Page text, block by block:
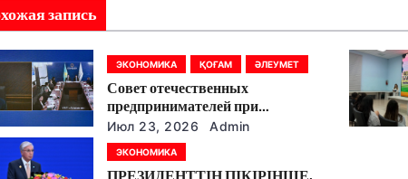
запись
ЭКОНОМИКА ҚОҒАМ ӘЛЕУМЕТ
Совет отечественных
предпринимателей при
Правительстве РК перешел на
новый формат работы
Июл 23, 2026 Admin
ЭКОНОМИКА
ПРЕЗИДЕНТТІҢ ПІКІРІНШЕ,